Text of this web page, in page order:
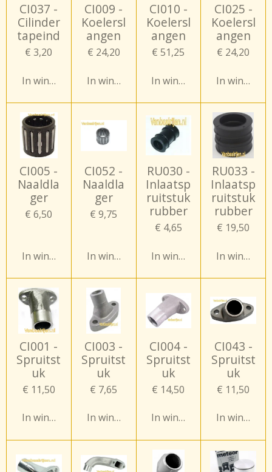
CI037 -
Cilinder
tapeind
€ 3,20
In winkelwagen
CI009 -
Koelersl
angen
€ 24,20
In winkelwagen
CI010 -
Koelersl
angen
€ 51,25
In winkelwagen
CI025 -
Koelersl
angen
€ 24,20
In
CI005 -
Naaldla
ger
€ 6,50
In winkelwagen
CI052 -
Naaldla
ger
€ 9,75
In winkelwagen
RU030 -
Inlaatsp
ruitstuk
rubber
€ 4,65
In winkelwagen
RU033 -
Inlaatsp
ruitstuk
rubber
€ 19,50
In
CI001 -
Spruitst
uk
€ 11,50
In winkelwagen
CI003 -
Spruitst
uk
€ 7,65
In winkelwagen
CI004 -
Spruitst
uk
€ 14,50
In winkelwagen
CI043 -
Spruitst
uk
€ 11,50
In